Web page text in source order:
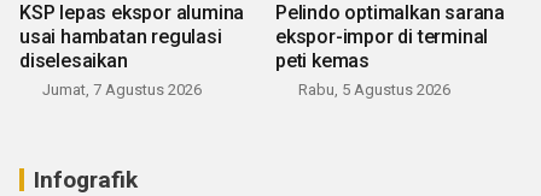
KSP lepas ekspor alumina
usai hambatan regulasi
diselesaikan
Jumat, 7 Agustus 2026
Pelindo optimalkan sarana
ekspor-impor di terminal
peti kemas
Rabu, 5 Agustus 2026
Infografik